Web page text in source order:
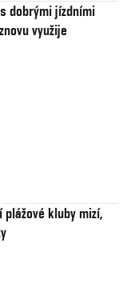
dobrými jízdními
využije
kluby mizí,